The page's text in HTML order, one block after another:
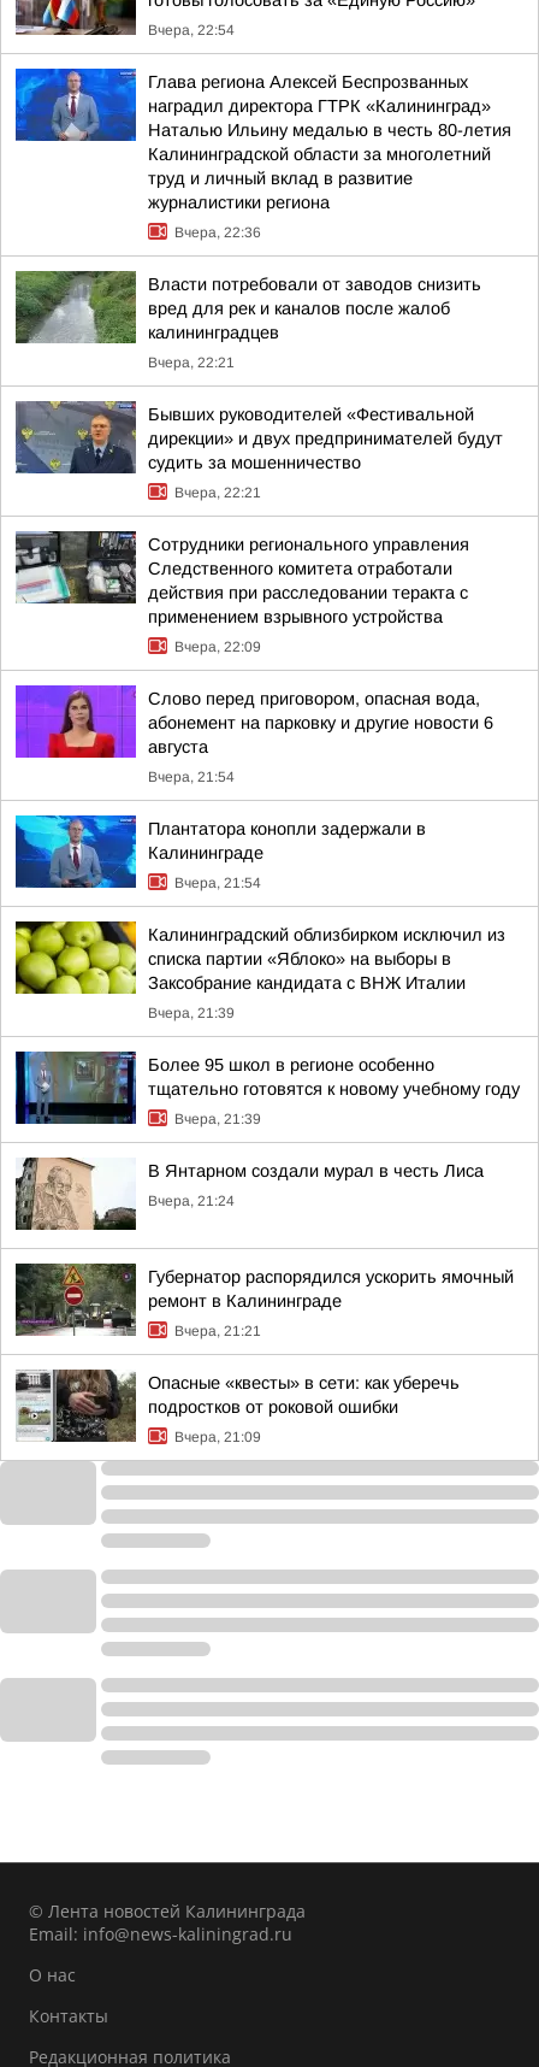
Вчера, 22:54
Глава региона Алексей Беспрозванных
наградил директора ГТРК «Калининград»
Наталью Ильину медалью в честь 80-летия
Калининградской области за многолетний
труд и личный вклад в развитие
журналистики региона
Вчера, 22:36
Власти потребовали от заводов снизить
вред для рек и каналов после жалоб
калининградцев
Вчера, 22:21
Бывших руководителей «Фестивальной
дирекции» и двух предпринимателей будут
судить за мошенничество
Вчера, 22:21
Сотрудники регионального управления
Следственного комитета отработали
действия при расследовании теракта с
применением взрывного устройства
Вчера, 22:09
Слово перед приговором, опасная вода,
абонемент на парковку и другие новости 6
августа
Вчера, 21:54
Плантатора конопли задержали в
Калининграде
Вчера, 21:54
Калининградский облизбирком исключил из
списка партии «Яблоко» на выборы в
Заксобрание кандидата с ВНЖ Италии
Вчера, 21:39
Более 95 школ в регионе особенно
тщательно готовятся к новому учебному году
Вчера, 21:39
В Янтарном создали мурал в честь Лиса
Вчера, 21:24
Губернатор распорядился ускорить ямочный
ремонт в Калининграде
Вчера, 21:21
Опасные «квесты» в сети: как уберечь
подростков от роковой ошибки
Вчера, 21:09
© Лента новостей Калининграда
Email: info@news-kaliningrad.ru
О нас
Контакты
Редакционная политика